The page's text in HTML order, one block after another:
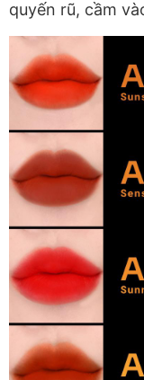
quyến rũ, cầm